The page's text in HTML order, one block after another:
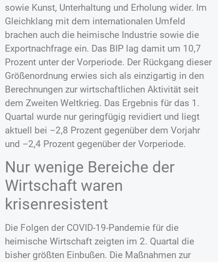
sowie Kunst, Unterhaltung und Erholung wider. Im
Gleichklang mit dem internationalen Umfeld
brachen auch die heimische Industrie sowie die
Exportnachfrage ein. Das BIP lag damit um 10,7
Prozent unter der Vorperiode. Der Rückgang dieser
Größenordnung erwies sich als einzigartig in den
Berechnungen zur wirtschaftlichen Aktivität seit
dem Zweiten Weltkrieg. Das Ergebnis für das 1.
Quartal wurde nur geringfügig revidiert und liegt
aktuell bei –2,8 Prozent gegenüber dem Vorjahr
und –2,4 Prozent gegenüber der Vorperiode.
Nur wenige Bereiche der
Wirtschaft waren
krisenresistent
Die Folgen der COVID-19-Pandemie für die
heimische Wirtschaft zeigten im 2. Quartal die
bisher größten Einbußen. Die Maßnahmen zur